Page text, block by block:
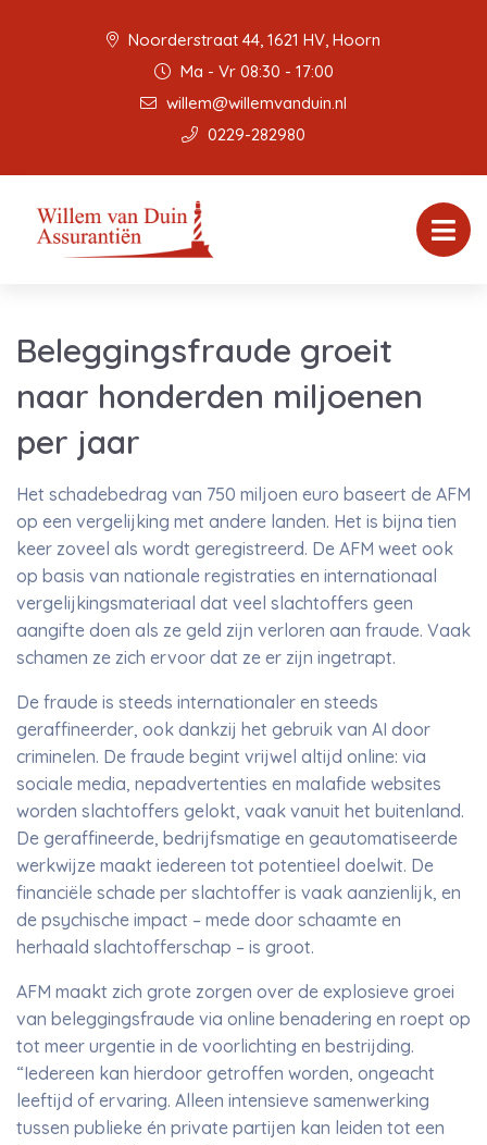
Noorderstraat 44, 1621 HV, Hoorn
Ma - Vr 08:30 - 17:00
willem@willemvanduin.nl
0229-282980
Beleggingsfraude groeit
naar honderden miljoenen
per jaar
Het schadebedrag van 750 miljoen euro baseert de AFM
op een vergelijking met andere landen. Het is bijna tien
keer zoveel als wordt geregistreerd. De AFM weet ook
op basis van nationale registraties en internationaal
vergelijkingsmateriaal dat veel slachtoffers geen
aangifte doen als ze geld zijn verloren aan fraude. Vaak
schamen ze zich ervoor dat ze er zijn ingetrapt.
De fraude is steeds internationaler en steeds
geraffineerder, ook dankzij het gebruik van AI door
criminelen. De fraude begint vrijwel altijd online: via
sociale media, nepadvertenties en malafide websites
worden slachtoffers gelokt, vaak vanuit het buitenland.
De geraffineerde, bedrijfsmatige en geautomatiseerde
werkwijze maakt iedereen tot potentieel doelwit. De
financiële schade per slachtoffer is vaak aanzienlijk, en
de psychische impact – mede door schaamte en
herhaald slachtofferschap – is groot.
AFM maakt zich grote zorgen over de explosieve groei
van beleggingsfraude via online benadering en roept op
tot meer urgentie in de voorlichting en bestrijding.
“Iedereen kan hierdoor getroffen worden, ongeacht
leeftijd of ervaring. Alleen intensieve samenwerking
tussen publieke én private partijen kan leiden tot een